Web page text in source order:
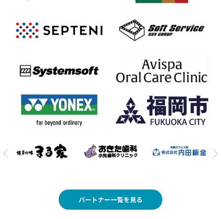
パートナー一覧を見る